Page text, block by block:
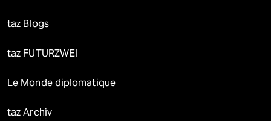
taz Blogs
taz FUTURZWEI
Le Monde diplomatique
taz Archiv